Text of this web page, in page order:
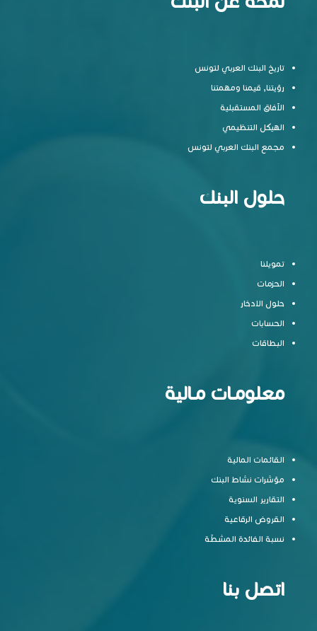
تاريخ البنك العربي لتونس
رؤيتنا, قيمنا ومهمتنا
الآفاق المستقبلية
الهيكل التنظيمي
مجمع البنك العربي لتونس
حلول البنك
تمويلنا
الحزمات
حلول الادخار
الحسابات
البطاقات
معلومـات مـالية
القائمات المالية
مؤشرات نشاط البنك
التقارير السنوية
القروض الرقاعية
نسبة الفائدة المشطّة
اتصل بنا